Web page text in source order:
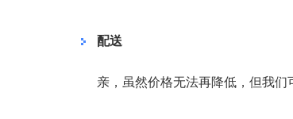
配送
亲，虽然价格无法再降低，但我们